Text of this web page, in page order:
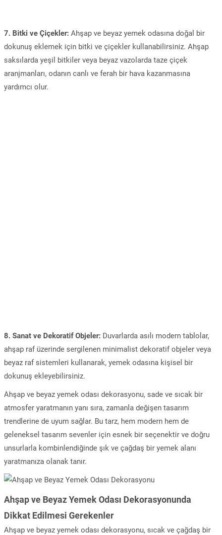
7. Bitki ve Çiçekler: Ahşap ve beyaz yemek odasına doğal bir
dokunuş eklemek için bitki ve çiçekler kullanabilirsiniz. Ahşap
saksılarda yeşil bitkiler veya beyaz vazolarda taze çiçek
aranjmanları, odanın canlı ve ferah bir hava kazanmasına
yardımcı olur.
8. Sanat ve Dekoratif Objeler: Duvarlarda asılı modern tablolar,
ahşap raf üzerinde sergilenen minimalist dekoratif objeler veya
beyaz raf sistemleri kullanarak, yemek odasına kişisel bir
dokunuş ekleyebilirsiniz.
Ahşap ve beyaz yemek odası dekorasyonu, sade ve sıcak bir
atmosfer yaratmanın yanı sıra, zamanla değişen tasarım
trendlerine de uyum sağlar. Bu tarz, hem modern hem de
geleneksel tasarım sevenler için esnek bir seçenektir ve doğru
unsurlarla kombinlendiğinde şık ve çağdaş bir yemek alanı
yaratmanıza olanak tanır.
Ahşap ve Beyaz Yemek Odası Dekorasyonunda
Dikkat Edilmesi Gerekenler
Ahşap ve beyaz yemek odası dekorasyonu, sıcak ve çağdaş bir